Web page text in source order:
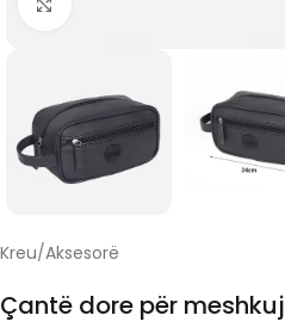
Kreu/Aksesorë
Çantë dore për meshkuj